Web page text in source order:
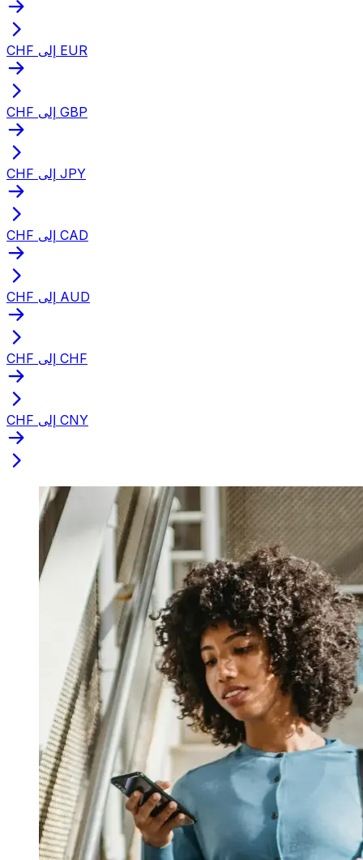
CHF إلى EUR
CHF إلى GBP
CHF إلى JPY
CHF إلى CAD
CHF إلى AUD
CHF إلى CHF
CHF إلى CNY